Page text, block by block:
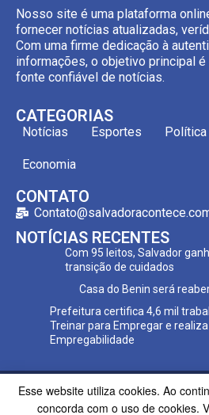
Nosso site é uma plataforma
fornecer notícias atualizadas,
Com uma firme dedicação à
informações, o objetivo principal
fonte confiável de notícias.
CATEGORIAS
Notícias Esportes Política
Economia
CONTATO
NOTÍCIAS RECENTES
Com 95 leitos, Salvador
transição de cuidados
Casa do Benin será
Prefeitura certifica 4,6 mil
Treinar para Empregar e
Empregabilidade
Copyright ©2023 Salvador
reservados | Desenvolvido
Esse website utiliza cookies. Ao
concorda com o uso de cookies.